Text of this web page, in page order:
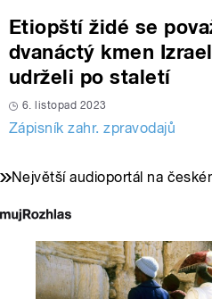
Etiopští židé se
dvanáctý kmen
udrželi po staletí
6. listopad 2023
Zápisník zahr. zpravodajů
Největší audioportál na